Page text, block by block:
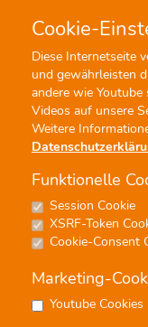
Cookie-
Diese Internetseite
und gewährleisten
andere wie
Videos auf unsere
Weitere
Funktionelle
Session Cookie
XSRF-Token
Cookie-Consent
Marketing-
Youtube Cookies
Menü
Noten
Die
Besetzung-
7 Rhöner FRANKen
#Polka